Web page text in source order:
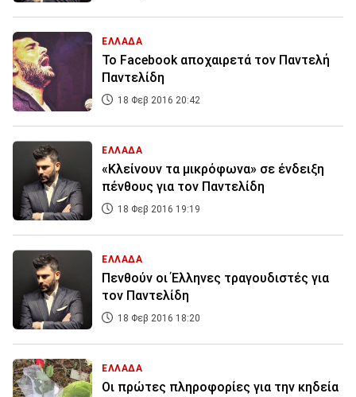
ΕΛΛΑΔΑ
Το Facebook αποχαιρετά τον Παντελή
Παντελίδη
18 Φεβ 2016 20:42
ΕΛΛΑΔΑ
«Κλείνουν τα μικρόφωνα» σε ένδειξη
πένθους για τον Παντελίδη
18 Φεβ 2016 19:19
ΕΛΛΑΔΑ
Πενθούν οι Έλληνες τραγουδιστές για
τον Παντελίδη
18 Φεβ 2016 18:20
ΕΛΛΑΔΑ
Οι πρώτες πληροφορίες για την κηδεία